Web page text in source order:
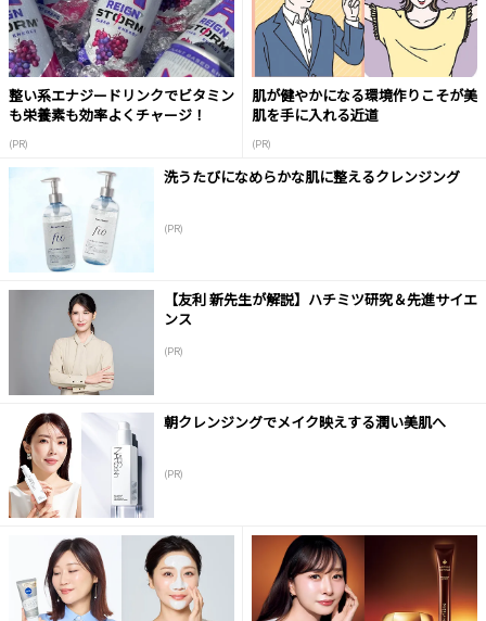
整い系エナジードリンクでビタミン
も栄養素も効率よくチャージ！
(PR)
肌が健やかになる環境作りこそが美
肌を手に入れる近道
(PR)
洗うたびになめらかな肌に整えるクレンジング
(PR)
【友利 新先生が解説】ハチミツ研究＆先進サイエ
ンス
(PR)
朝クレンジングでメイク映えする潤い美肌へ
(PR)